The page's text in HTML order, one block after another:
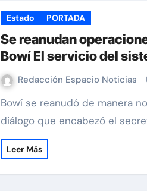
Estado PORTADA
Se reanudan
Bowí El servicio del
Redacción Espacio Noticias
Bowí se reanudó de manera normal, como resultado de la mesa de
diálogo que encabezó el
Leer Más